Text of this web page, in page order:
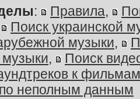
: Правила,
Поиск украинской
музыки,
музыки,
Поиск
к
неполным данным